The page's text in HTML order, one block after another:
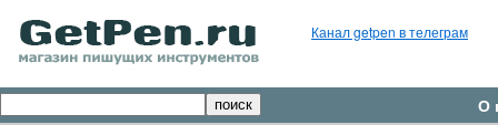
Канал getpen в телеграм
О